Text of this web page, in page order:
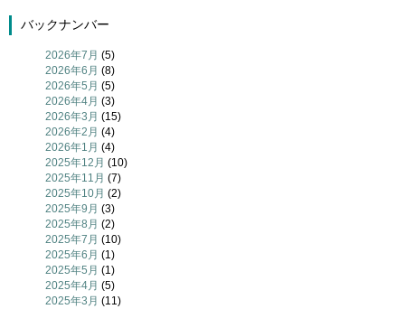
バックナンバー
2026年7月 (5)
2026年6月 (8)
2026年5月 (5)
2026年4月 (3)
2026年3月 (15)
2026年2月 (4)
2026年1月 (4)
2025年12月 (10)
2025年11月 (7)
2025年10月 (2)
2025年9月 (3)
2025年8月 (2)
2025年7月 (10)
2025年6月 (1)
2025年5月 (1)
2025年4月 (5)
2025年3月 (11)